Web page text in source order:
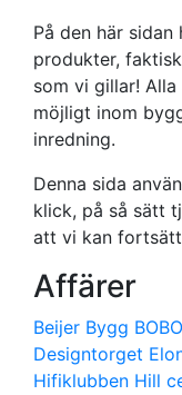
På den här sidan
produkter,
som vi gillar!
möjligt inom
inredning.
Denna sida
klick, på så sätt
att vi kan
Affärer
Beijer Bygg
Designtorget
Hifiklubben Hill